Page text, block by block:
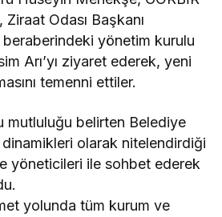
Odası Başkanı
yönetim kurulu
Arı’yı ziyaret ederek, yeni
temenni ettiler.
mutluluğu belirten Belediye
dinamikleri olarak nitelendirdiği
yöneticileri ile sohbet ederek
yolunda tüm kurum ve